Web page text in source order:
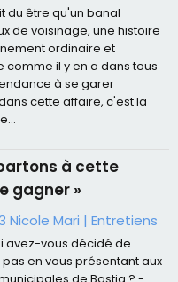
du être qu'un banal
de voisinage, une histoire
ordinaire et
comme il y en a dans tous
à se garer
cette affaire, c'est la
à cette
gagner »
Nicole Mari |Entretiens
avez-vous décidé de
en vous présentant aux